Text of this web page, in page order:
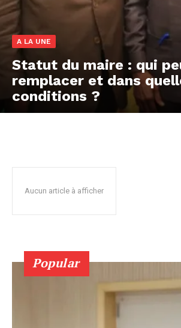
A LA UNE
Statut du maire : qui
remplacer et dans
conditions ?
Aucun article à afficher
Popular